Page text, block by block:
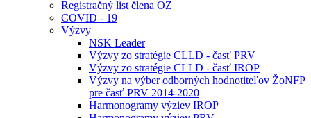
Registračný list člena OZ
COVID - 19
Výzvy
NSK Leader
Výzvy zo stratégie CLLD - časť PRV
Výzvy zo stratégie CLLD - časť IROP
Výzvy na výber odborných hodnotiteľov ŽoNFP
pre časť PRV 2014-2020
Harmonogramy výziev IROP